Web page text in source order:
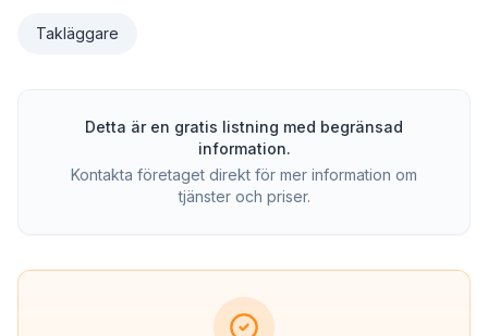
Takläggare
Detta är en gratis listning med begränsad
information.
Kontakta företaget direkt för mer information om
tjänster och priser.